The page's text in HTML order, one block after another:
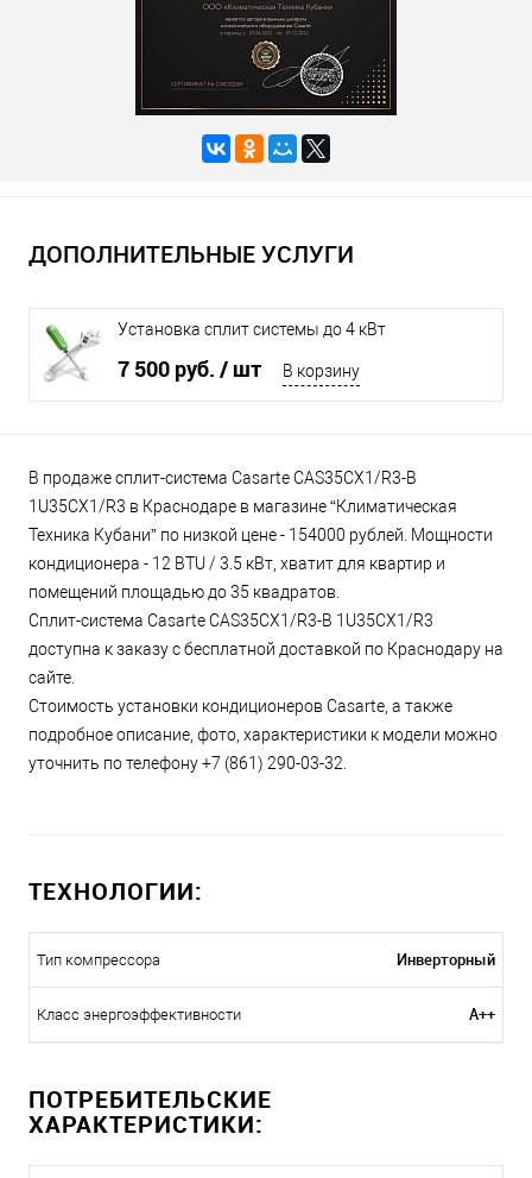
ДОПОЛНИТЕЛЬНЫЕ УСЛУГИ
Установка сплит системы до 4 кВт
7 500 руб. / шт В корзину
В продаже сплит-система Casarte CAS35CX1/R3-B
1U35CX1/R3 в Краснодаре в магазине “Климатическая
Техника Кубани” по низкой цене - 154000 рублей. Мощности
кондиционера - 12 BTU / 3.5 кВт, хватит для квартир и
помещений площадью до 35 квадратов.
Сплит-система Casarte CAS35CX1/R3-B 1U35CX1/R3
доступна к заказу с бесплатной доставкой по Краснодару на
сайте.
Стоимость установки кондиционеров Casarte, а также
подробное описание, фото, характеристики к модели можно
уточнить по телефону +7 (861) 290-03-32.
ТЕХНОЛОГИИ:
Тип компрессора Инверторный
Класс энергоэффективности A++
ПОТРЕБИТЕЛЬСКИЕ
ХАРАКТЕРИСТИКИ: